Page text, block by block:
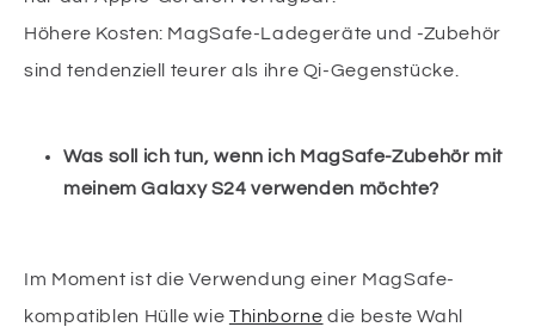
Höhere Kosten: MagSafe-Ladegeräte und -Zubehör
sind tendenziell teurer als ihre Qi-Gegenstücke.
Was soll ich tun, wenn ich MagSafe-Zubehör mit
meinem Galaxy S24 verwenden möchte?
Im Moment ist die Verwendung einer MagSafe-
kompatiblen Hülle wie Thinborne die beste Wahl